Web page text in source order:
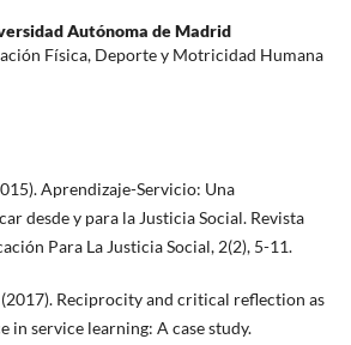
Autónoma de Madrid
Física, Deporte y Motricidad Humana
Aprendizaje-Servicio: Una
desde y para la Justicia Social. Revista
Para La Justicia Social, 2(2), 5-11.
(2017). Reciprocity and critical reflection as
in service learning: A case study.